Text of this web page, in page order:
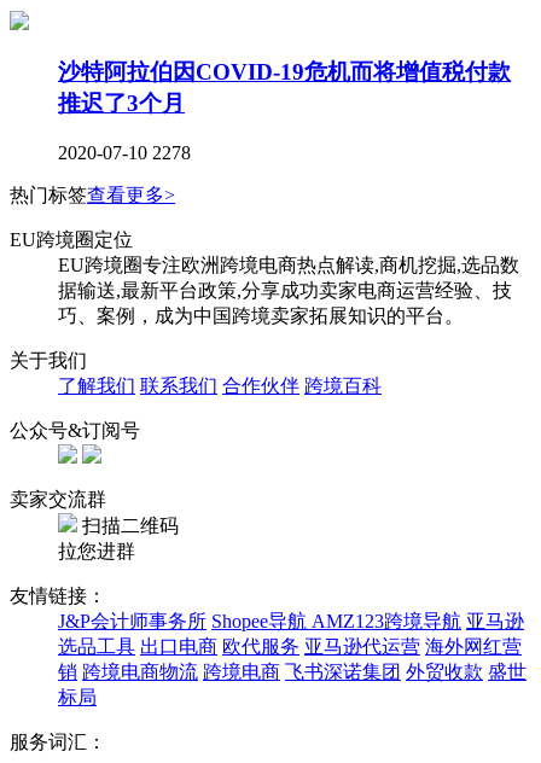
沙特阿拉伯因COVID-19危机而将增值税付款
推迟了3个月
2020-07-10 2278
热门标签查看更多>
EU跨境圈定位
EU跨境圈专注欧洲跨境电商热点解读,商机挖掘,选品数
据输送,最新平台政策,分享成功卖家电商运营经验、技
巧、案例，成为中国跨境卖家拓展知识的平台。
关于我们
了解我们 联系我们 合作伙伴 跨境百科
公众号&订阅号
卖家交流群
扫描二维码
拉您进群
友情链接：
J&P会计师事务所 Shopee导航 AMZ123跨境导航 亚马逊
选品工具 出口电商 欧代服务 亚马逊代运营 海外网红营
销 跨境电商物流 跨境电商 飞书深诺集团 外贸收款 盛世
标局
服务词汇：